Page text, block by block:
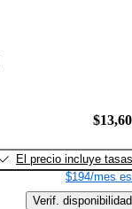
El precio incluye tasas
$194/mes
Verif. disponibilidad